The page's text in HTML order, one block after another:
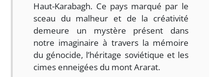
Haut-Karabagh. Ce pays marqué par le
sceau du malheur et de la créativité
demeure un mystère présent dans
notre imaginaire à travers la mémoire
du génocide, l’héritage soviétique et les
cimes enneigées du mont Ararat.